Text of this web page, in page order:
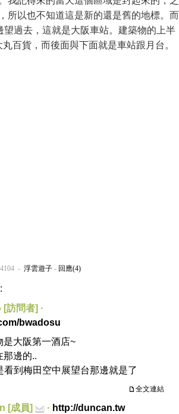
所以也不知道這是新的還是舊的地標。而
望過去，這就是大阪車站。建築物的上半
百貨，而後面與下面就是車站跟月台。
- 浮雲遊子 - 回應(4)
訪問者] ·
bwadosu
是大阪第一酒店~
那邊的..
看到梅田空中展望台那邊就是了
全文連結
[成員] · http://duncan.tw